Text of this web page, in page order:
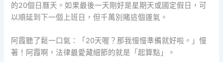
的20個日曆天。如果最後一天剛好是星期天或國定假日，可
以順延到下一個上班日，但千萬別賭這個運氣。
阿霞聽了鬆一口氣：「20天喔？那我慢慢準備就好啦。」慢
著！阿霞啊，法律最愛藏細節的就是「起算點」。